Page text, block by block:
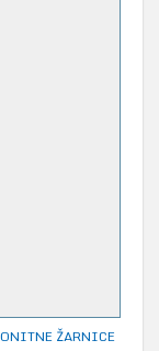
ŽARNICE